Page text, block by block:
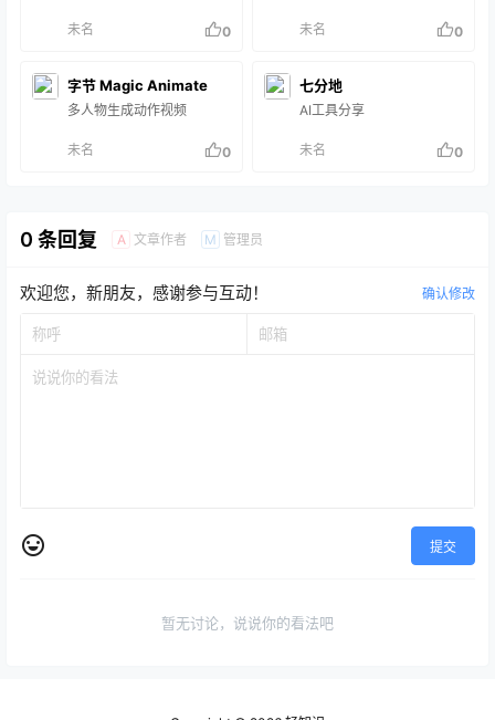
未名 0 未名 0
字节 Magic Animate
多人物生成动作视频
未名 0
七分地
AI工具分享
未名 0
0 条回复 A 文章作者 M 管理员
欢迎您，新朋友，感谢参与互动！ 确认修改
提交
暂无讨论，说说你的看法吧